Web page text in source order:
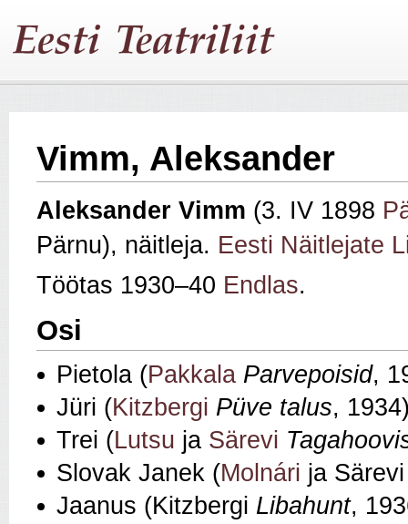
Vimm, Aleksander
Aleksander Vimm (3. IV 1898
Pärnu), näitleja. Eesti Näitlejate
Töötas 1930–40 Endlas.
Osi
Pietola (Pakkala Parvepoisid,
Jüri (Kitzbergi Püve talus,
Trei (Lutsu ja Särevi
Slovak Janek (Molnári ja
Jaanus (Kitzbergi Libahunt,